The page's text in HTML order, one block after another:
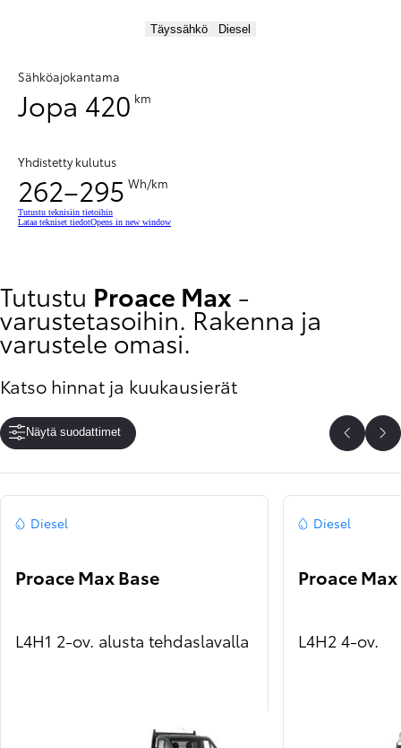
Täyssähkö Diesel
Sähköajokantama
Jopa 420 km
Yhdistetty kulutus
262–295 Wh/km
Tutustu teknisiin tietoihin
Lataa tekniset tiedotOpens in new window
Tutustu Proace Max -
varustetasoihin. Rakenna ja
varustele omasi.
Katso hinnat ja kuukausierät
Näytä suodattimet
Diesel
Proace Max Base
L4H1 2-ov. alusta tehdaslavalla
Diesel
Proace
L4H2 4-ov.